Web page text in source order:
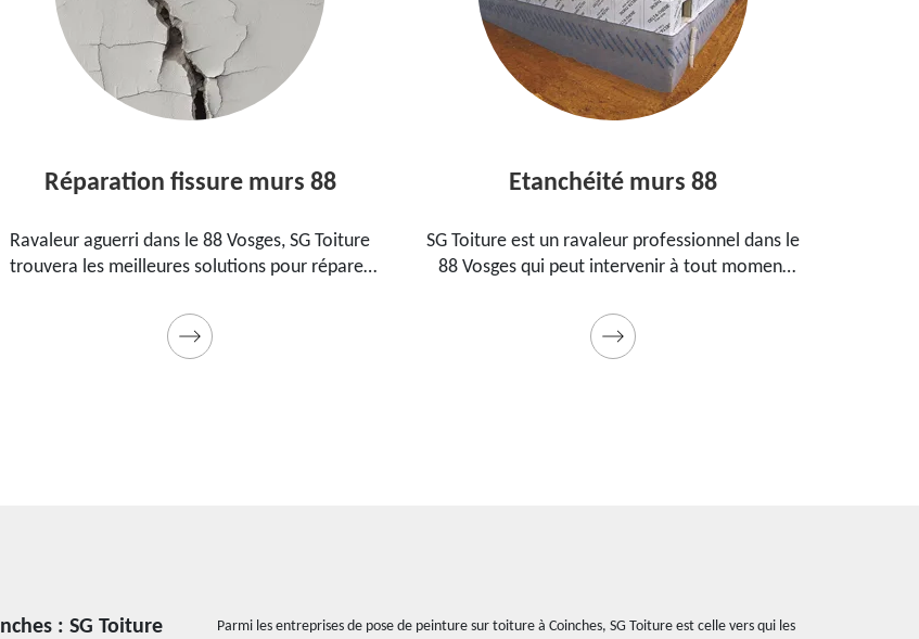
Réparation fissure murs 88
Ravaleur aguerri dans le 88 Vosges, SG Toiture
trouvera les meilleures solutions pour réparer
qualité et des matériels professionnels. Travaux
garantis décennaux
Etanchéité murs 88
SG Toiture est un ravaleur professionnel dans le
88 Vosges qui peut intervenir à tout moment
pas cher pour ce faire
: SG Toiture
Parmi les entreprises de pose de peinture sur toiture à Coinches, SG Toiture est celle vers qui les